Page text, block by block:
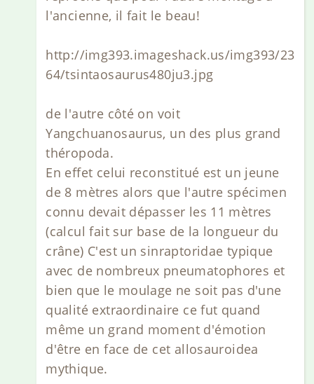
l'ancienne, il fait le beau!
http://img393.imageshack.us/img393/23
64/tsintaosaurus480ju3.jpg
de l'autre côté on voit
Yangchuanosaurus, un des plus grand
théropoda.
En effet celui reconstitué est un jeune
de 8 mètres alors que l'autre spécimen
connu devait dépasser les 11 mètres
(calcul fait sur base de la longueur du
crâne) C'est un sinraptoridae typique
avec de nombreux pneumatophores et
bien que le moulage ne soit pas d'une
qualité extraordinaire ce fut quand
même un grand moment d'émotion
d'être en face de cet allosauroidea
mythique.